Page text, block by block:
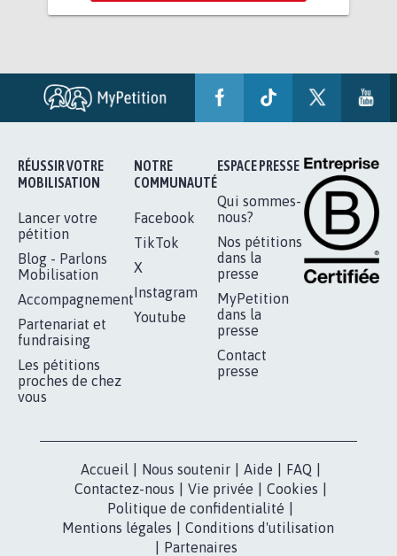
RÉUSSIR VOTRE
MOBILISATION
Lancer votre
pétition
Blog - Parlons
Mobilisation
Accompagnement
Partenariat et
fundraising
Les pétitions
proches de chez
vous
NOTRE
COMMUNAUTÉ
Facebook
TikTok
X
Instagram
Youtube
ESPACE PRESSE
Qui sommes-
nous?
Nos pétitions
dans la
presse
MyPetition
dans la
presse
Contact
presse
Accueil Nous soutenir Aide FAQ
Contactez-nous
Vie privée Cookies
Politique de confidentialité
Mentions légales
Conditions d'utilisation
Partenaires